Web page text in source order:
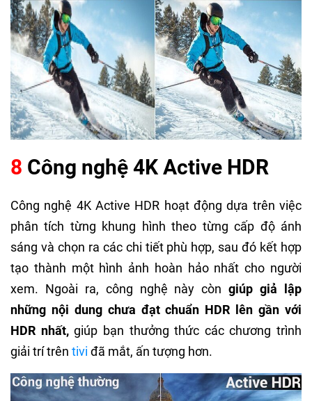
8 Công nghệ 4K Active HDR
Công nghệ 4K Active HDR hoạt động dựa trên việc
phân tích từng khung hình theo từng cấp độ ánh
sáng và chọn ra các chi tiết phù hợp, sau đó kết hợp
tạo thành một hình ảnh hoàn hảo nhất cho người
xem. Ngoài ra, công nghệ này còngiúp giả lập
những nội dung chưa đạt chuẩn HDR lên gần với
HDR nhất,giúp bạn thưởng thức các chương trình
giải trí trên tivi đã mắt, ấn tượng hơn.